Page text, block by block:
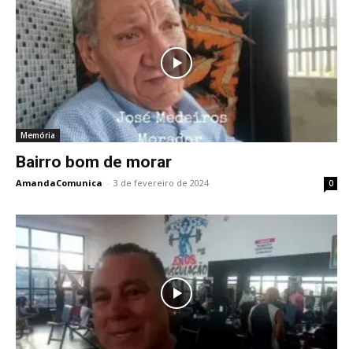
Memória
Bairro bom de morar
AmandaComunica - 3 de fevereiro de 2024 0